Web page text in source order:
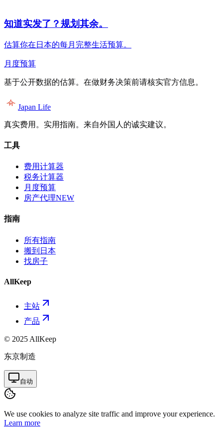
知道实发了？规划其余。
估算你在日本的每月完整生活预算。
月度预算
基于公开数据的估算。在做财务决策前请核实官方信息。
Japan Life
真实费用。实用指南。来自外国人的诚实建议。
工具
费用计算器
税务计算器
月度预算
房产代理NEW
指南
所有指南
搬到日本
找房子
AllKeep
主站
产品
© 2025 AllKeep
东京制造
自动
We use cookies to analyze site traffic and improve your experience.
Learn more